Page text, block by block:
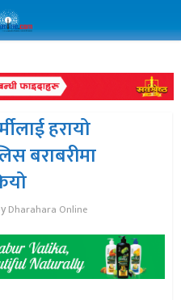
हरायो
बराबरीमा
Dharahara Online